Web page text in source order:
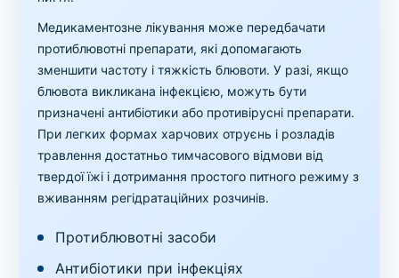
Медикаментозне лікування може передбачати
протиблювотні препарати, які допомагають
зменшити частоту і тяжкість блювоти. У разі, якщо
блювота викликана інфекцією, можуть бути
призначені антибіотики або противірусні препарати.
При легких формах харчових отруєнь і розладів
травлення достатньо тимчасового відмови від
твердої їжі і дотримання простого питного режиму з
вживанням регідратаційних розчинів.
Протиблювотні засоби
Антибіотики при інфекціях